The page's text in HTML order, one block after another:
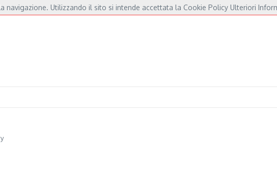
e Fossati Fulminacci a Pisa, una serata “indispensabile” in Piazza dei Cavalieri Druga
Utilizzando il sito si intende accettata la Cookie Policy Ulteriori